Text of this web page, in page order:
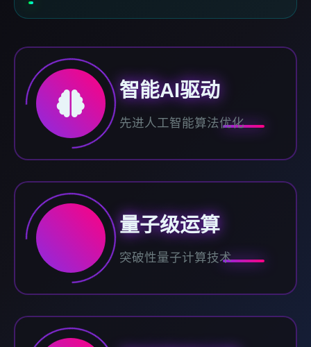
智能AI驱动
先进人工智能算法优化
量子级运算
突破性量子计算技术